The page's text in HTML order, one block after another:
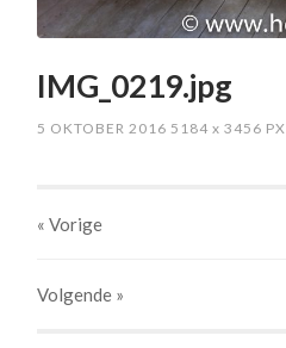
IMG_0219.jpg
5 OKTOBER 2016 5184x 3456 PX
« Vorige
Volgende »